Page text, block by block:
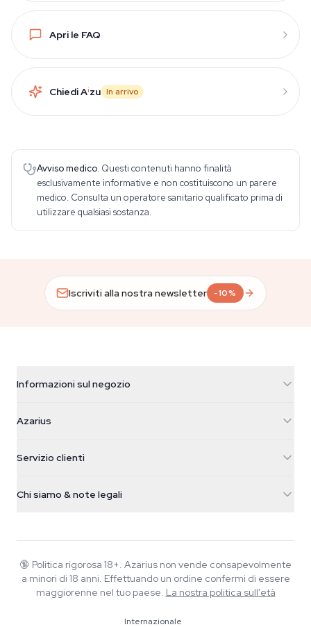
Apri le FAQ
Chiedi Aizu In arrivo
Avviso medico. Questi contenuti hanno finalità
esclusivamente informative e non costituiscono un parere
medico. Consulta un operatore sanitario qualificato prima di
utilizzare qualsiasi sostanza.
Iscriviti alla nostra newsletter -10%
Informazioni sul negozio
Galvaniweg 11
Nederland
+31(0)204897914
Azarius
Smokeshop
Servizio clienti
FAQ
Informativa sulla privacy
Chi siamo & note legali
Wiki
Blog
Musica
🔞 Politica rigorosa 18+. Azarius non vende consapevolmente
a minori di 18 anni. Effettuando un ordine confermi di essere
maggiorenne nel tuo paese. La nostra politica sull'età
Internazionale